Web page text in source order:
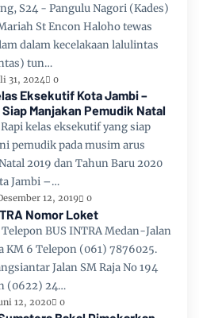
S24 - Pangulu Nagori (Kades)
St Encon Haloho tewas
dalam kecelakaan lalulintas
tun…
31, 2024 0
Eksekutif Kota Jambi –
Siap Manjakan Pemudik Natal
Rapi kelas eksekutif yang siap
pemudik pada musim arus
2019 dan Tahun Baru 2020
Jambi –…
12, 2019 0
Nomor Loket
BUS INTRA Medan-Jalan
KM 6 Telepon (061) 7876025.
Jalan SM Raja No 194
(0622) 24…
12, 2020 0